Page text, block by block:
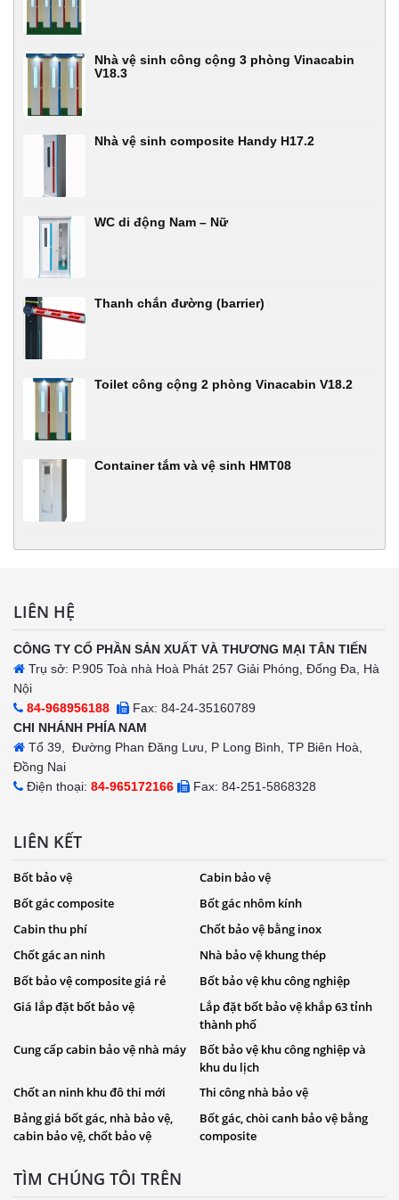
Nhà vệ sinh công cộng 3 phòng Vinacabin
V18.3
Nhà vệ sinh composite Handy H17.2
WC di động Nam – Nữ
Thanh chắn đường (barrier)
Toilet công cộng 2 phòng Vinacabin V18.2
Container tắm và vệ sinh HMT08
LIÊN HỆ
CÔNG TY CỔ PHẦN SẢN XUẤT VÀ THƯƠNG MẠI TÂN TIẾN
Trụ sở: P.905 Toà nhà Hoà Phát 257 Giải Phóng, Đống Đa, Hà
Nội
84-968956188
Fax: 84-24-35160789
CHI NHÁNH PHÍA NAM
Tổ 39, Đường Phan Đăng Lưu, P Long Bình, TP Biên Hoà,
Đồng Nai
Điện thoại: 84-965172166 Fax: 84-251-5868328
LIÊN KẾT
Bốt bảo vệ
Cabin bảo vệ
Bốt gác composite
Bốt gác nhôm kính
Cabin thu phí
Chốt bảo vệ bằng inox
Chốt gác an ninh
Nhà bảo vệ khung thép
Bốt bảo vệ composite giá rẻ
Bốt bảo vệ khu công nghiệp
Giá lắp đặt bốt bảo vệ
Lắp đặt bốt bảo vệ khắp 63 tỉnh
thành phố
Cung cấp cabin bảo vệ nhà máy Bốt bảo vệ khu công nghiệp và
khu du lịch
Chốt an ninh khu đô thi mới
Thi công nhà bảo vệ
Bảng giá bốt gác, nhà bảo vệ,
cabin bảo vệ, chốt bảo vệ
Bốt gác, chòi canh bảo vệ bằng
composite
TÌM CHÚNG TÔI TRÊN